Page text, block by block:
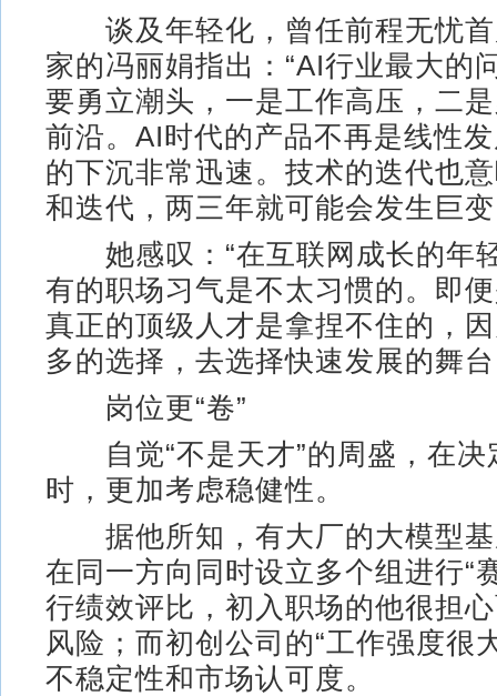
谈及年轻化，曾任前程无忧首
家的冯丽娟指出：“AI行业最大的
要勇立潮头，一是工作高压，二
前沿。AI时代的产品不再是线性
的下沉非常迅速。技术的迭代也
和迭代，两三年就可能会发生巨变
她感叹：“在互联网成长的年
有的职场习气是不太习惯的。即
真正的顶级人才是拿捏不住的，
多的选择，去选择快速发展的舞台
岗位更“卷”
自觉“不是天才”的周盛，在决
时，更加考虑稳健性。
据他所知，有大厂的大模型基
在同一方向同时设立多个组进行“
行绩效评比，初入职场的他很担
风险；而初创公司的“工作强度很
不稳定性和市场认可度。